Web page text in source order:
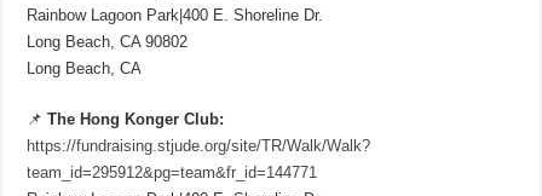
Rainbow Lagoon Park|400 E. Shoreline Dr.
Long Beach, CA 90802
Long Beach, CA
📌The Hong Konger Club:
https://fundraising.stjude.org/site/TR/Walk/Walk?
team_id=295912&pg=team&fr_id=144771